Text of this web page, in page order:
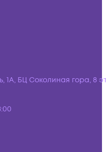
1А, БЦ Соколиная гора, 8